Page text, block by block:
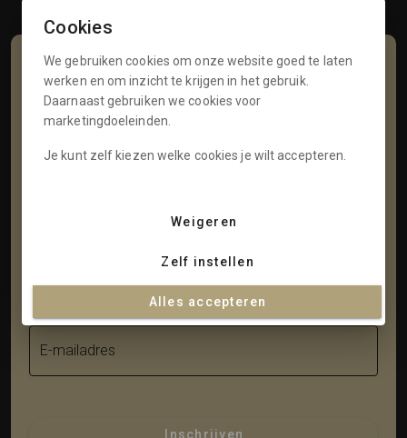
Schrijf je in voor onze nieuwsbrief
Voornaam
E-mailadres
Inschrijven
Cookies
We gebruiken cookies om onze website goed te laten
werken en om inzicht te krijgen in het gebruik.
Daarnaast gebruiken we cookies voor
marketingdoeleinden.
Je kunt zelf kiezen welke cookies je wilt accepteren.
Weigeren
Zelf instellen
Alles accepteren